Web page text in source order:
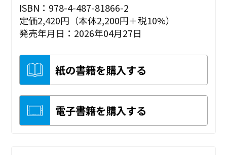
ISBN：978-4-487-81866-2
定価2,420円（本体2,200円＋税10%）
発売年月日：2026年04月27日
紙の書籍を購入する
電子書籍を購入する